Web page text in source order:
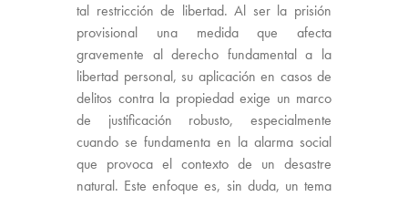
tal restricción de libertad. Al ser la prisión
provisional una medida que afecta
gravemente al derecho fundamental a la
libertad personal, su aplicación en casos de
delitos contra la propiedad exige un marco
de justificación robusto, especialmente
cuando se fundamenta en la alarma social
que provoca el contexto de un desastre
natural. Este enfoque es, sin duda, un tema